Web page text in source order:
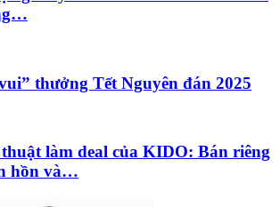
thưởng Tết Nguyên đán 2025
thuật làm deal của KIDO: Bán riêng
hồn và…